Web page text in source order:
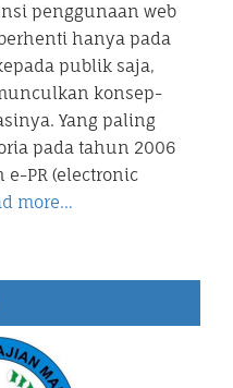
penggunaan web
hanya pada
publik saja,
konsep-
Yang paling
pada tahun 2006
PR (electronic
more…